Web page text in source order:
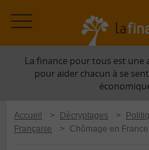
àLa finance pour tous est une
pour aider chacun à se
Accueil > Décryptages >
Française
>